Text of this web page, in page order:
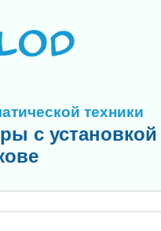
техники
с установкой